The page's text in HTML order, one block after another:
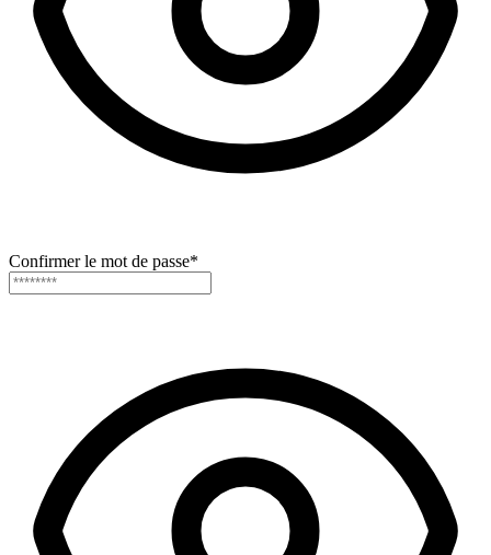
Confirmer le mot de passe*